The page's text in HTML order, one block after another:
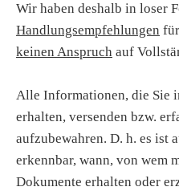
Wir haben deshalb in loser
Handlungsempfehlungen
keinen Anspruch auf
Alle Informationen, die Sie
erhalten, versenden bzw.
aufzubewahren. D. h. es ist
erkennbar, wann, von wem
Dokumente erhalten oder